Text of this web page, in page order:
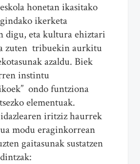
honetan ikasitako
ikerketa
digu, eta kultura ehiztari
zuten tribuekin aurkitu
azaldu. Biek
instintu
ondo funtziona
elementuak.
iritziz haurrek
modu eraginkorrean
gaitasunak sustatzen